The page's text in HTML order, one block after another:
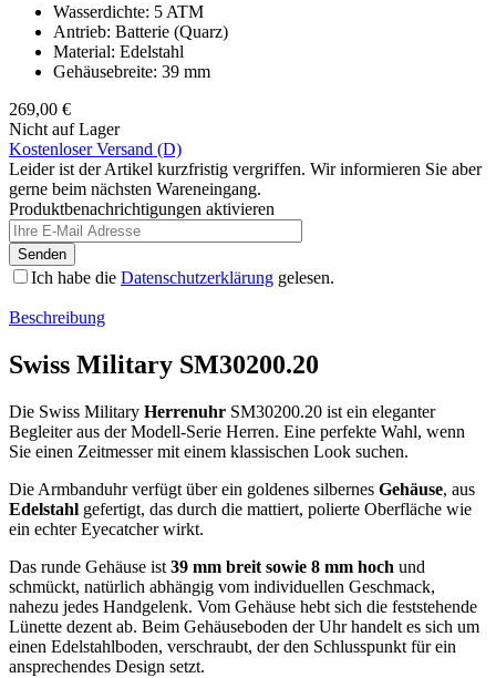
Wasserdichte: 5 ATM
Antrieb: Batterie (Quarz)
Material: Edelstahl
Gehäusebreite: 39 mm
269,00 €
Nicht auf Lager
Kostenloser Versand (D)
Leider ist der Artikel kurzfristig vergriffen. Wir informieren Sie aber
gerne beim nächsten Wareneingang.
Produktbenachrichtigungen aktivieren
Senden
Ich habe die Datenschutzerklärung gelesen.
Beschreibung
Swiss Military SM30200.20
Die Swiss Military Herrenuhr SM30200.20 ist ein eleganter
Begleiter aus der Modell-Serie Herren. Eine perfekte Wahl, wenn
Sie einen Zeitmesser mit einem klassischen Look suchen.
Die Armbanduhr verfügt über ein goldenes silbernes Gehäuse, aus
Edelstahl gefertigt, das durch die mattiert, polierte Oberfläche wie
ein echter Eyecatcher wirkt.
Das runde Gehäuse ist 39 mm breit sowie 8 mm hoch und
schmückt, natürlich abhängig vom individuellen Geschmack,
nahezu jedes Handgelenk. Vom Gehäuse hebt sich die feststehende
Lünette dezent ab. Beim Gehäuseboden der Uhr handelt es sich um
einen Edelstahlboden, verschraubt, der den Schlusspunkt für ein
ansprechendes Design setzt.